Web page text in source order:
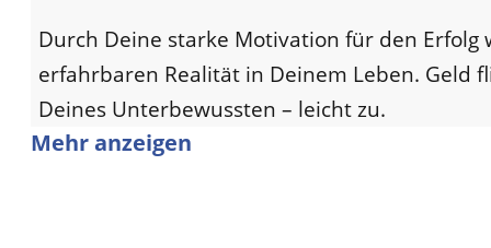
Durch Deine starke Motivation für den
erfahrbaren Realität in Deinem Leben. Geld
Deines Unterbewussten – leicht zu.
Mehr anzeigen